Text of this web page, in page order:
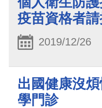
疫苗資格者
2019/12/26
出國健康沒
學門診